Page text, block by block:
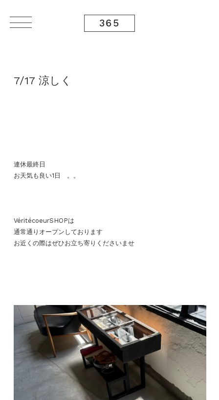
365
7/17 涼しく
連休最終日
お天気も良い1日 。。
VéritécoeurSHOPは
通常通りオープンしております
お近くの際はぜひお立ち寄りくださいませ